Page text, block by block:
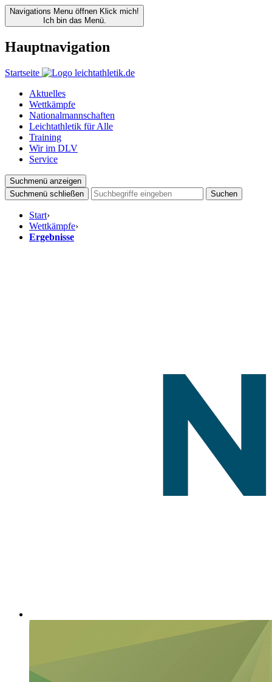
Navigations Menu öffnen Klick mich!
Ich bin das Menü.
Hauptnavigation
Startseite
Aktuelles
Wettkämpfe
Nationalmannschaften
Leichtathletik für Alle
Training
Wir im DLV
Service
Suchmenü anzeigen
Suchmenü schließen
Suchen
Start›
Wettkämpfe›
Ergebnisse